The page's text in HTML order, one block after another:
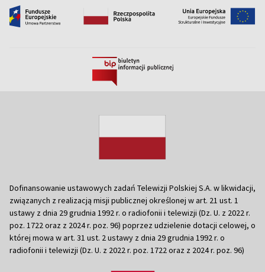
Dofinansowanie ustawowych zadań Telewizji Polskiej S.A. w likwidacji,
związanych z realizacją misji publicznej określonej w art. 21 ust. 1
ustawy z dnia 29 grudnia 1992 r. o radiofonii i telewizji (Dz. U. z 2022 r.
poz. 1722 oraz z 2024 r. poz. 96) poprzez udzielenie dotacji celowej, o
której mowa w art. 31 ust. 2 ustawy z dnia 29 grudnia 1992 r. o
radiofonii i telewizji (Dz. U. z 2022 r. poz. 1722 oraz z 2024 r. poz. 96)